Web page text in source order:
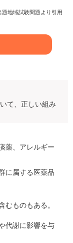
地域試験問題より引用
て、正しい組み
薬、アレルギー
に属する医薬品
むものもある。
代謝に影響を与